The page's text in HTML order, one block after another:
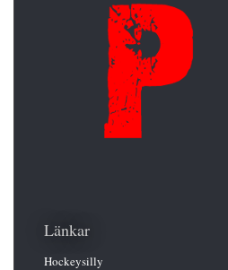
Länkar
Hockeysilly